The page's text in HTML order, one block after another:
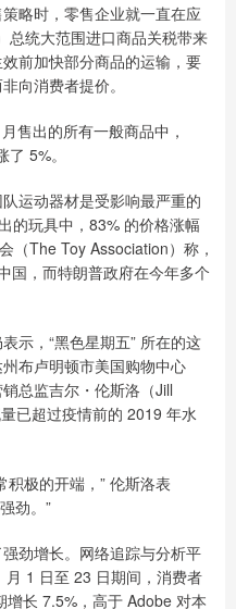
略时，零售企业就一直在应
总统大范围进口商品关税带来
前加快部分商品的运输，要
向消费者提价。
出的所有一般商品中，
5%。
运动器材是受影响最严重的
的玩具中，83% 的价格涨幅
（The Toy Association）称，
国，而特朗普政府在今年多个
，“黑色星期五” 所在的这
布卢明顿市美国购物中心
总监吉尔・伦斯洛（Jill
已超过疫情前的 2019 年水
极的开端，” 伦斯洛表
劲。”
劲增长。网络追踪与分析平
1 日至 23 日期间，消费者
长 7.5%，高于 Adobe 对本